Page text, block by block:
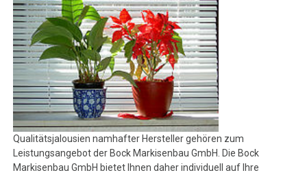
Qualitätsjalousien namhafter Hersteller gehören zum
Leistungsangebot der Bock Markisenbau GmbH. Die Bock
Markisenbau GmbH bietet Ihnen daher individuell auf Ihre